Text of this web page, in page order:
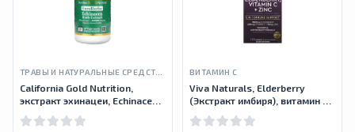
California Gold Nutrition,
экстракт эхинацеи, Echinacea
Extract, 80 мг, 180 капсул
ВИТАМИН С
Viva Naturals, Elderberry
(Экстракт имбиря), витамин C
и цинк, поддержка
иммунитета 5 в 1, 120 капсул